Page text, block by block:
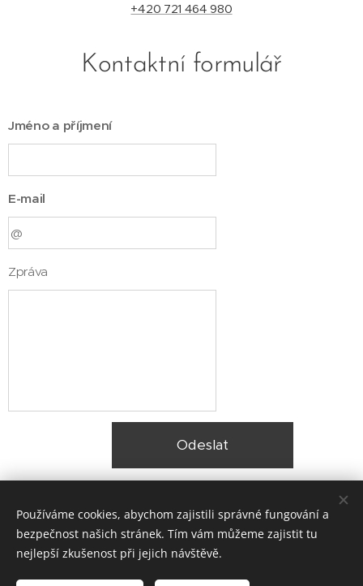
+420 721 464 980
Kontaktní formulář
Jméno a příjmení
E-mail
Zpráva
Odeslat
© 2025 Zateplení fasády Praha |Lokality
Používáme cookies, abychom zajistili správné fungování a
bezpečnost našich stránek. Tím vám můžeme zajistit tu
nejlepší zkušenost při jejich návštěvě.